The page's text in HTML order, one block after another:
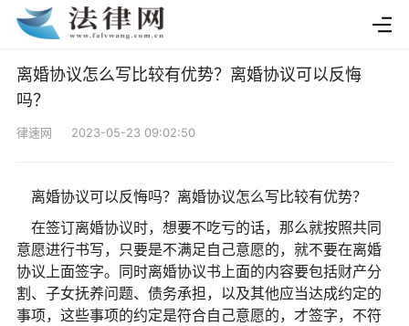
离婚协议怎么写比较有优势？离婚协议可以反悔
吗？
律速网 2023-05-23 09:02:50
离婚协议可以反悔吗？离婚协议怎么写比较有优势？
在签订离婚协议时，想要不吃亏的话，那么就按照共同
意愿进行书写，只要是不满足自己意愿的，就不要在离婚
协议上面签字。同时离婚协议书上面的内容要包括财产分
割、子女抚养问题、债务承担，以及其他应当达成约定的
事项，这些事项的约定是符合自己意愿的，才签字，不符